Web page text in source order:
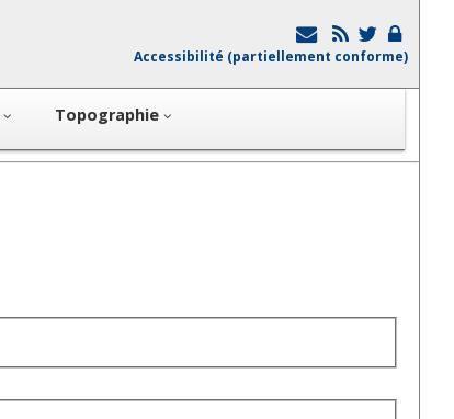
Accessibilité (partiellement conforme)
Topographie